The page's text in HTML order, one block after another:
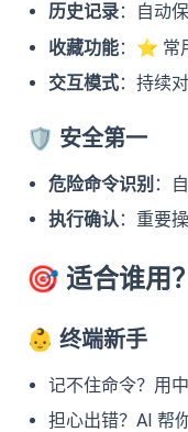
历史记录：自动
收藏功能： ⭐ 常
交互模式：持续
🛡 安全第一
危险命令识别 ：
执行确认：重要
🎯 适合谁用？
👶 终端新手
记不住命令？用中
担心出错？AI 帮